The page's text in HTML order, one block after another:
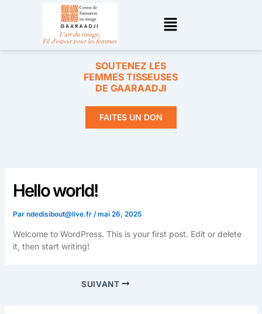
Menu
SOUTENEZ LES
FEMMES TISSEUSES
DE GAARAADJI
FAITES UN DON
Hello world!
Par ndedisibout@live.fr /mai 26, 2025
Welcome to WordPress. This is your first post. Edit or delete
it, then start writing!
SUIVANT